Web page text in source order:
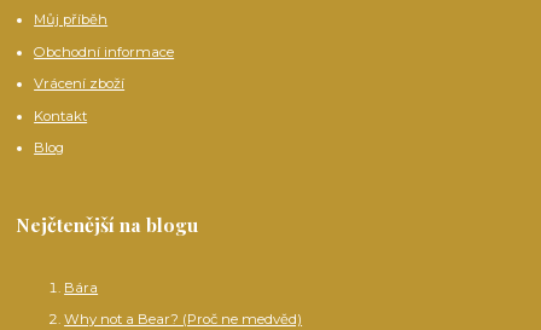
Můj příběh
Obchodní informace
Vrácení zboží
Kontakt
Blog
Nejčtenější na blogu
Bára
Why not a Bear? (Proč ne medvěd)